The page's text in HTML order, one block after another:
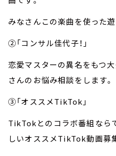
みなさんこの楽曲を使った
②「コンサル佳代子！」
恋愛マスターの異名をもつ
さんのお悩み相談をします。
③「オススメTikTok」
TikTokとのコラボ番組なら
しいオススメTikTok動画募集